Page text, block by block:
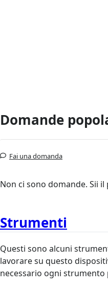
Domande
Fai una domanda
Non ci sono domande. Sii il
Strumenti
Questi sono alcuni
lavorare su questo
necessario ogni